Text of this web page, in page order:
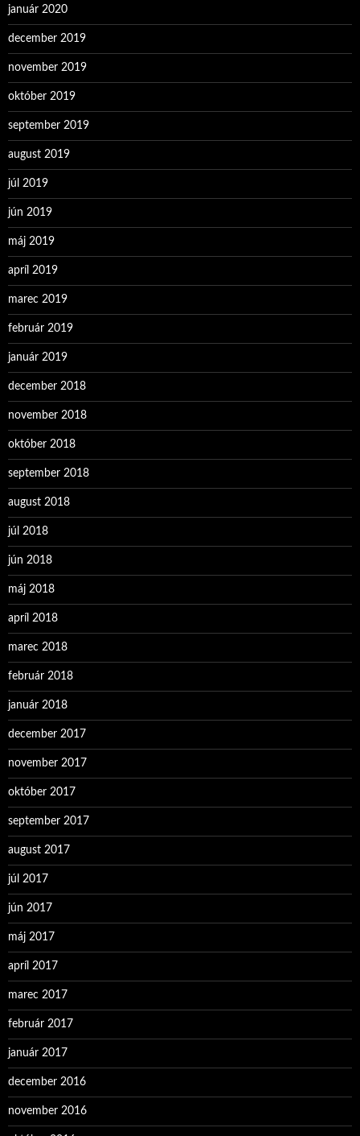
január 2020
december 2019
november 2019
október 2019
september 2019
august 2019
júl 2019
jún 2019
máj 2019
apríl 2019
marec 2019
február 2019
január 2019
december 2018
november 2018
október 2018
september 2018
august 2018
júl 2018
jún 2018
máj 2018
apríl 2018
marec 2018
február 2018
január 2018
december 2017
november 2017
október 2017
september 2017
august 2017
júl 2017
jún 2017
máj 2017
apríl 2017
marec 2017
február 2017
január 2017
december 2016
november 2016